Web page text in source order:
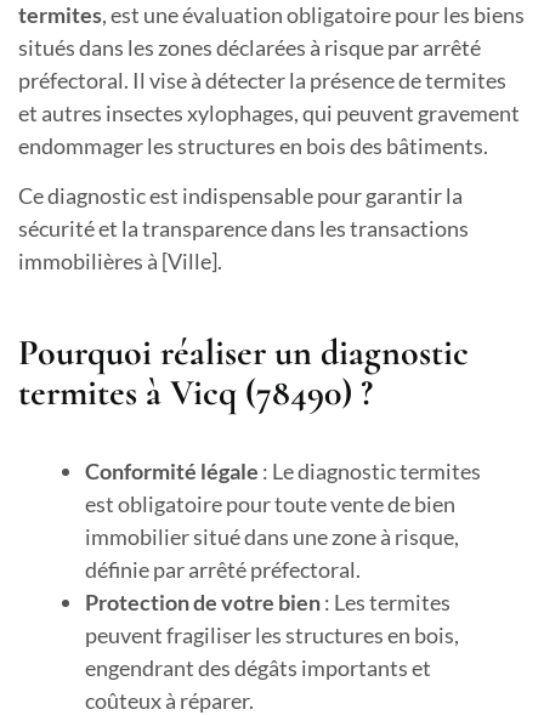
termites, est une évaluation obligatoire pour les biens
situés dans les zones déclarées à risque par arrêté
préfectoral. Il vise à détecter la présence de termites
et autres insectes xylophages, qui peuvent gravement
endommager les structures en bois des bâtiments.
Ce diagnostic est indispensable pour garantir la
sécurité et la transparence dans les transactions
immobilières à [Ville].
Pourquoi réaliser un diagnostic
termites à Vicq (78490) ?
Conformité légale : Le diagnostic termites
est obligatoire pour toute vente de bien
immobilier situé dans une zone à risque,
définie par arrêté préfectoral.
Protection de votre bien: Les termites
peuvent fragiliser les structures en bois,
engendrant des dégâts importants et
coûteux à réparer.